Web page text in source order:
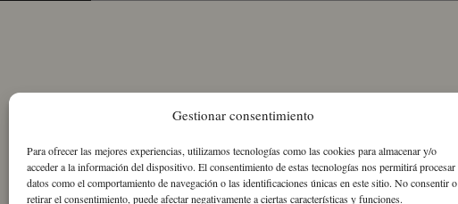
Gestionar consentimiento
Para ofrecer las mejores experiencias, utilizamos tecnologías como las cookies para almacenar y/o
acceder a la información del dispositivo. El consentimiento de estas tecnologías nos permitirá procesar
datos como el comportamiento de navegación o las identificaciones únicas en este sitio. No consentir o
retirar el consentimiento, puede afectar negativamente a ciertas características y funciones.